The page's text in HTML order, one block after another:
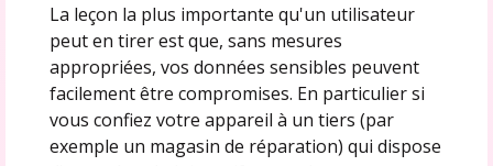
La leçon la plus importante qu'un utilisateur
peut en tirer est que, sans mesures
appropriées, vos données sensibles peuvent
facilement être compromises. En particulier si
vous confiez votre appareil à un tiers (par
exemple un magasin de réparation) qui dispose